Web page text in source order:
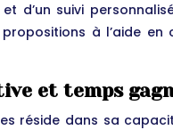
d’un suivi
à l’aide
et temps
réside dans sa